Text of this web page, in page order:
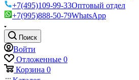
+7(495)109-99-33Оптовый отдел
+7(995)888-50-79WhatsApp
Поиск
Войти
Отложенные 0
Корзина 0